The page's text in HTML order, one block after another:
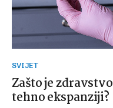
SVIJET
Zašto je
tehno ekspanziji?